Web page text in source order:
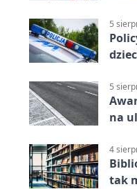
5
5
na
4
tak